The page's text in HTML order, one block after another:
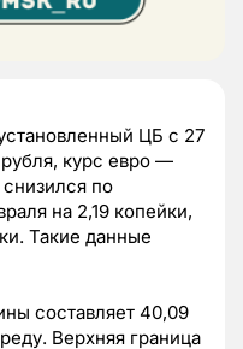
ЦБ с 27
курс евро —
по
на 2,19 копейки,
Такие данные
составляет 40,09
Верхняя граница